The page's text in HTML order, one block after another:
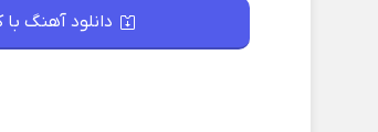
دانلود آهنگ با